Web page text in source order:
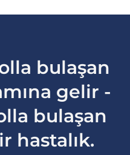
bulaşan
gelir -
bulaşan
hastalık.